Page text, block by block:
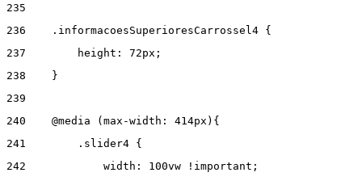
235
236
    .informacoesSuperioresCarrossel4 {
237
        height: 72px;
238
    }
239
240
    @media (max-width: 414px){
241
        .slider4 {
242
            width: 100vw !important;